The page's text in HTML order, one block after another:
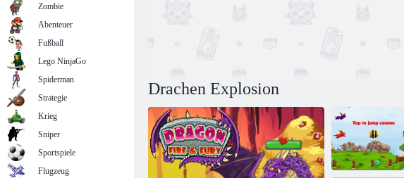
Drachen Explosion
Zombie
Abenteuer
Fußball
Lego NinjaGo
Spiderman
Strategie
Krieg
Sniper
Sportspiele
Flugzeug